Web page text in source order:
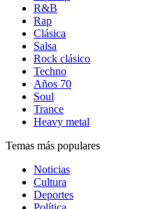
R&B
Rap
Clásica
Salsa
Rock clásico
Techno
Años 70
Soul
Trance
Heavy metal
Temas más populares
Noticias
Cultura
Deportes